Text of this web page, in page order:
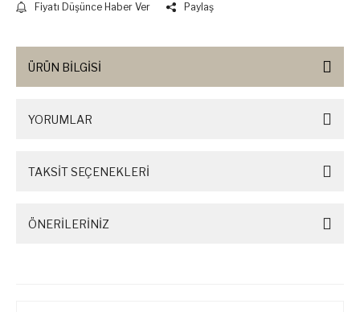
Fiyatı Düşünce Haber Ver Paylaş
ÜRÜN BİLGİSİ
YORUMLAR
TAKSİT SEÇENEKLERİ
ÖNERİLERİNİZ